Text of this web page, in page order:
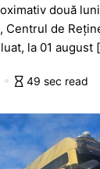
e
gr
a
s
s
a
g
e
a
ă
două
de
la 01 august
49 sec read